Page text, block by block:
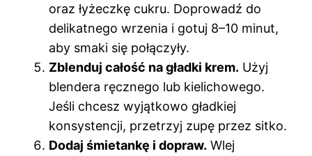
oraz łyżeczkę cukru. Doprowadź do
delikatnego wrzenia i gotuj 8–10 minut,
aby smaki się połączyły.
Zblenduj całość na gładki krem. Użyj
blendera ręcznego lub kielichowego.
Jeśli chcesz wyjątkowo gładkiej
konsystencji, przetrzyj zupę przez sitko.
Dodaj śmietankę i dopraw. Wlej